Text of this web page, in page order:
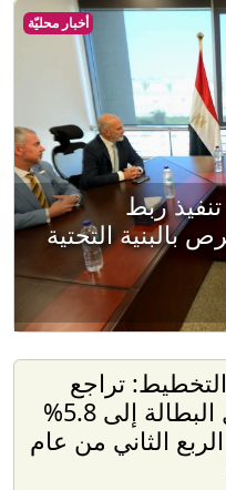
أخبار محليّة
ربط
بالبنية التحتية
تراجع
معدل البطالة إلى 5.8%
الثاني من عام